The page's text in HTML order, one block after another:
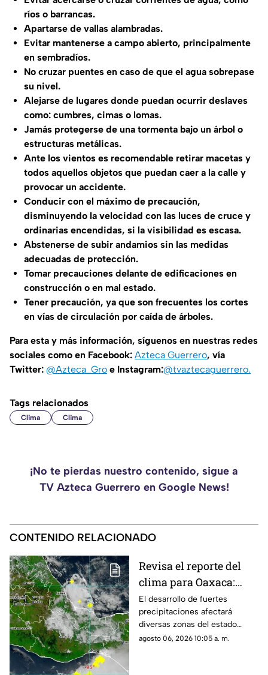
ríos o barrancas.
Apartarse de vallas alambradas.
Evitar mantenerse a campo abierto, principalmente
en sembradíos.
No cruzar puentes en caso de que el agua sobrepase
su nivel.
Alejarse de lugares donde puedan ocurrir deslaves
como: cumbres, cimas o lomas.
Jamás protegerse de una tormenta bajo un árbol o
estructuras metálicas.
Ante los vientos es recomendable retirar macetas y
todos aquellos objetos que puedan caer a la calle y
provocar un accidente.
Conducir con el máximo de precaución,
disminuyendo la velocidad con las luces de cruce y
ordinarias encendidas, si la visibilidad es escasa.
Abstenerse de subir andamios sin las medidas
adecuadas de protección.
Tomar precauciones delante de edificaciones en
construcción o en mal estado.
Tener precaución, ya que son frecuentes los cortes
en vías de circulación por caída de árboles.
Para esta y más información, síguenos en nuestras redes
sociales como en Facebook: Azteca Guerrero, vía
Twitter: @Azteca_Gro e Instagram:@tvaztecaguerrero.
Tags relacionados
Clima Clima
¡No te pierdas nuestro contenido, sigue a
TV Azteca Guerrero en Google News!
CONTENIDO RELACIONADO
Revisa el reporte del
clima para Oaxaca:
tormentas y calor
intenso
El desarrollo de fuertes
precipitaciones afectará
diversas zonas del estado
durante las próximas horas
agosto 06, 2026 10:05 a. m.